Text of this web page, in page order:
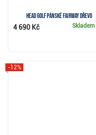
HEAD Golf pánské fairway dřevo
Skladem
4 690 Kč
-12%